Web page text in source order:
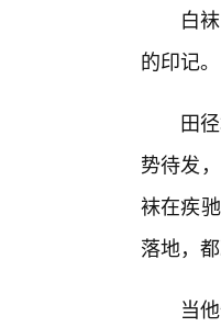
白
的印记。
田
势待发
袜在疾
落地，
当